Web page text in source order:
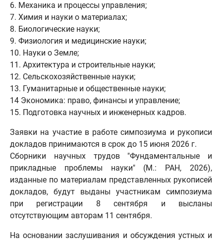
6. Механика и процессы управления;
7. Химия и науки о материалах;
8. Биологические науки;
9. Физиология и медицинские науки;
10. Науки о Земле;
11. Архитектура и строительные науки;
12. Сельскохозяйственные науки;
13. Гуманитарные и общественные науки;
14 Экономика: право, финансы и управление;
15. Подготовка научных и инженерных кадров.
Заявки на участие в работе симпозиума и рукописи
докладов принимаются в срок до 15 июня 2026 г.
Сборники научных трудов "Фундаментальные и
прикладные проблемы науки" (М.: РАН, 2026),
изданные по материалам представленных рукописей
докладов, будут выданы участникам симпозиума
при регистрации 8 сентября и высланы
отсутствующим авторам 11 сентября.
На основании заслушивания и обсуждения устных и